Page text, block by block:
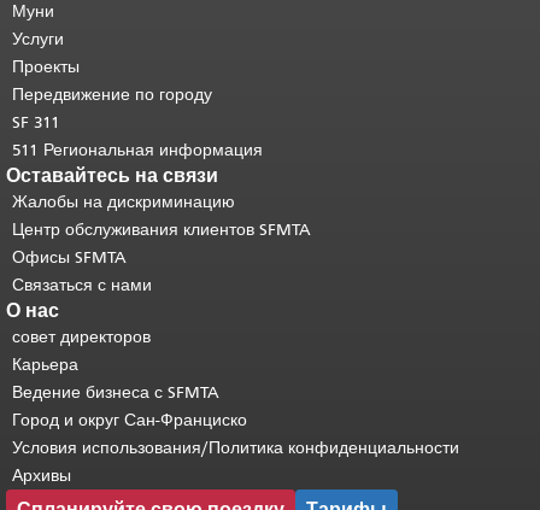
страницы.
страницы повторяется на каждой
странице.
основного содержимого .
Муни
Услуги
Проекты
Передвижение по городу
SF 311
511 Региональная информация
Оставайтесь на связи
Жалобы на дискриминацию
Центр обслуживания клиентов SFMTA
Офисы SFMTA
Связаться с нами
О нас
совет директоров
Карьера
Ведение бизнеса с SFMTA
Город и округ Сан-Франциско
Условия использования/Политика конфиденциальности
Архивы